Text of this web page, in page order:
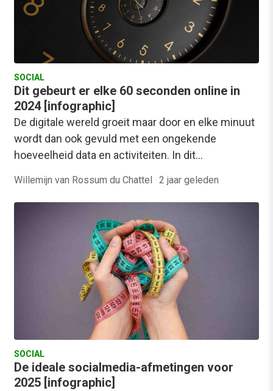
SOCIAL
Dit gebeurt er elke 60 seconden online in
2024 [infographic]
De digitale wereld groeit maar door en elke minuut
wordt dan ook gevuld met een ongekende
hoeveelheid data en activiteiten. In dit…
Willemijn van Rossum du Chattel · 2 jaar geleden
SOCIAL
De ideale socialmedia-afmetingen voor
2025 [infographic]